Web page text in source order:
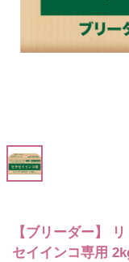
【ブリーダー】
セイインコ専用